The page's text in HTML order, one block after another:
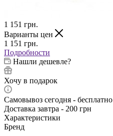
1 151 грн.
Варианты цен
1 151 грн.
Подробности
Нашли дешевле?
Хочу в подарок
Самовывоз сегодня - бесплатно
Доставка завтра - 200 грн
Характеристики
Бренд